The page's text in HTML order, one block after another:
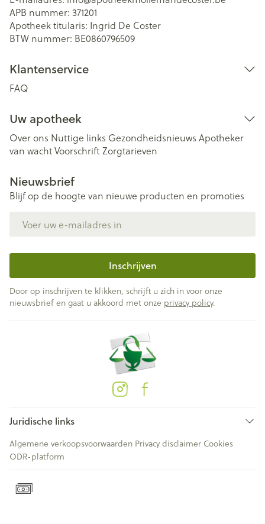
APB nummer: 371201
Apotheek titularis: Ingrid De Coster
BTW nummer: BE0860796509
Klantenservice
FAQ
Uw apotheek
Over ons Nuttige links Gezondheidsnieuws Apotheker
van wachtVoorschriftZorgtarieven
Nieuwsbrief
Blijf op de hoogte van nieuwe producten en promoties
Inschrijven
Door op inschrijven te klikken, schrijft u zich in voor onze
nieuwsbrief en gaat u akkoord met onze privacy policy.
Juridische links
Algemene verkoopsvoorwaarden Privacy disclaimer Cookies
ODR-platform